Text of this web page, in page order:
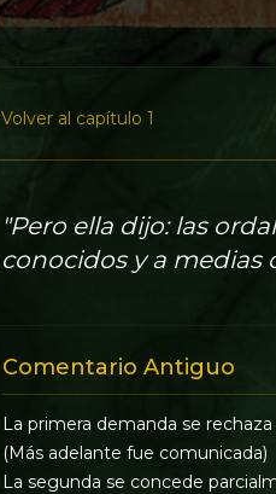
Volver al capítulo 1
"Pero ella dijo: las
conocidos y a medias
Comentario Antiguo
La primera demanda se
(Más adelante fue comunicada)
La segunda se concede